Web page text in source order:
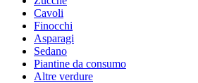
Cavoli
Finocchi
Asparagi
Sedano
Piantine da consumo
Altre verdure